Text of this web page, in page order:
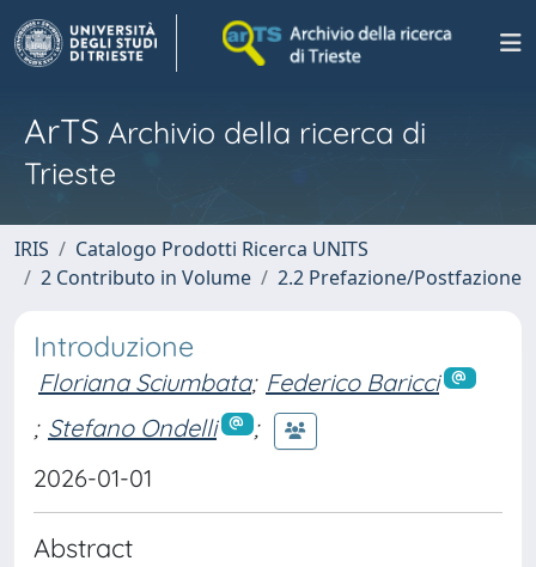
ArTS Archivio della ricerca di
Trieste
IRIS
Catalogo Prodotti Ricerca UNITS
2 Contributo in Volume
2.2 Prefazione/Postfazione
Introduzione
Floriana Sciumbata; Federico Baricci
; Stefano Ondelli
;
2026-01-01
Abstract